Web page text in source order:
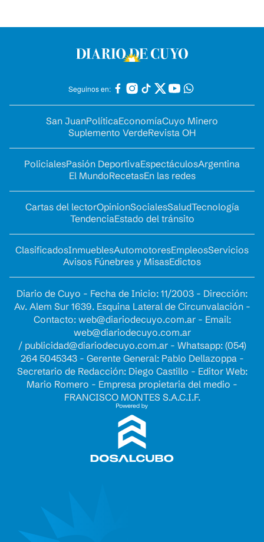
Seguinos en:
San JuanPolíticaEconomíaCuyo Minero
Suplemento VerdeRevista OH
PolicialesPasión DeportivaEspectáculosArgentina
El MundoRecetasEn las redes
Cartas del lectorOpinionSocialesSaludTecnología
TendenciaEstado del tránsito
ClasificadosInmueblesAutomotoresEmpleosServicios
Avisos Fúnebres y MisasEdictos
Diario de Cuyo - Fecha de Inicio: 11/2003 - Dirección:
Av. Alem Sur 1639. Esquina Lateral de Circunvalación -
Contacto: web@diariodecuyo.com.ar- Email:
web@diariodecuyo.com.ar
/ publicidad@diariodecuyo.com.ar- Whatsapp: (054)
264 5045343 - Gerente General: Pablo Dellazoppa -
Secretario de Redacción: Diego Castillo - Editor Web:
Mario Romero - Empresa propietaria del medio -
FRANCISCO MONTES S.A.C.I.F.